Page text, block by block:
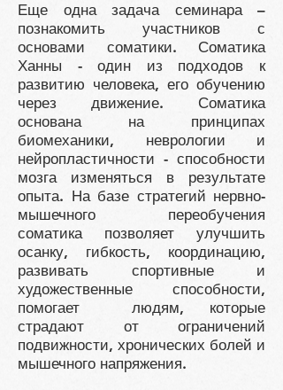
Еще одна задача семинара –
познакомить участников с
основами соматики. Соматика
Ханны - один из подходов к
развитию человека, его обучению
через движение. Соматика
основана на принципах
биомеханики, неврологии и
нейропластичности - способности
мозга изменяться в результате
опыта. На базе стратегий нервно-
мышечного переобучения
соматика позволяет улучшить
осанку, гибкость, координацию,
развивать спортивные и
художественные способности,
помогает людям, которые
страдают от ограничений
подвижности, хронических болей и
мышечного напряжения.